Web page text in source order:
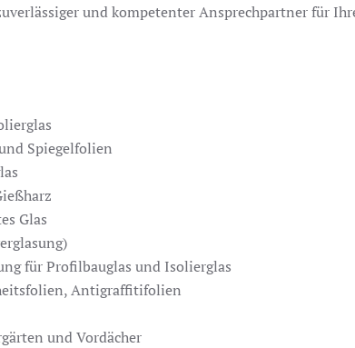
und kompetenter Ansprechpartner für
Spiegelfolien
Glas
für Profilbauglas und Isolierglas
Antigraffitifolien
und Vordächer